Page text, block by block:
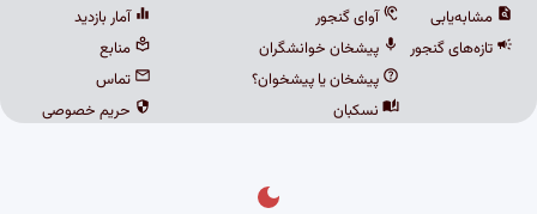
مشابه‌یابی
تازه‌های گنجور
آوای گنجور
پیشخان خوانشگران
پیشخان یا پیشخوان؟
نسکبان
آمار بازدید
منابع
تماس
حریم خصوصی